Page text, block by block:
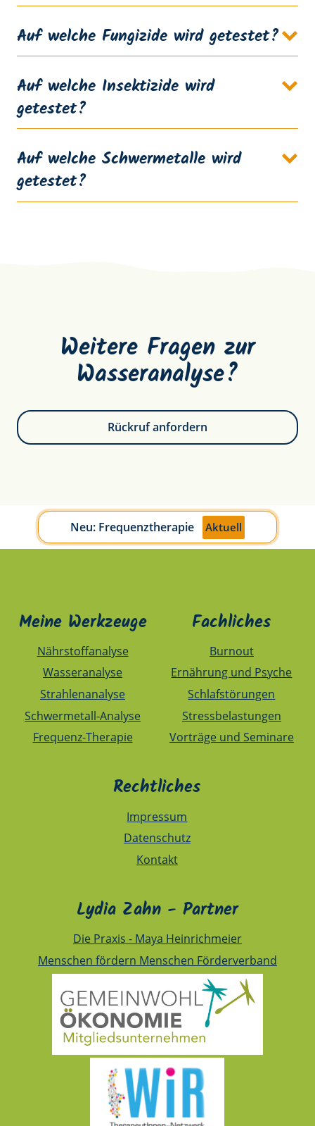
Auf welche Fungizide wird getestet?
Auf welche Insektizide wird
getestet?
Auf welche Schwermetalle wird
getestet?
Weitere Fragen zur
Wasseranalyse?
Rückruf anfordern
Neu: Frequenztherapie Aktuell
Meine Werkzeuge
Nährstoffanalyse
Wasseranalyse
Strahlenanalyse
Schwermetall-Analyse
Frequenz-Therapie
Fachliches
Burnout
Ernährung und Psyche
Schlafstörungen
Stressbelastungen
Vorträge und Seminare
Rechtliches
Impressum
Datenschutz
Kontakt
Lydia Zahn - Partner
Die Praxis - Maya Heinrichmeier
Menschen fördern Menschen Förderverband